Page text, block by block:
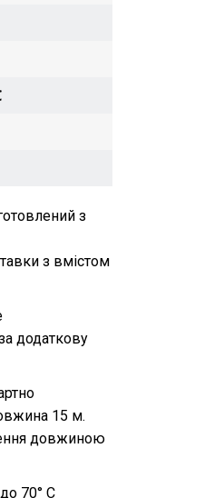
з
з вмістом
додаткову
15 м.
довжиною
70° C